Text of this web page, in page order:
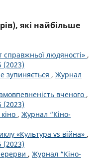
які найбільше
людяності» ,
(2023)
зупиняється , Журнал
вченого ,
(2023)
, Журнал “Кіно-
«Культура vs війна» ,
(2023)
, Журнал “Кіно-